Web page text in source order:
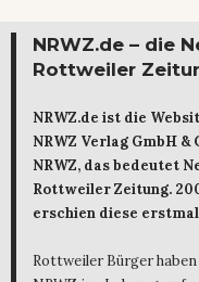
NRWZ.de – die
Rottweiler
NRWZ.de ist die
NRWZ Verlag GmbH &
NRWZ, das bedeutet
Rottweiler Zeitung.
erschien diese
Rottweiler Bürger